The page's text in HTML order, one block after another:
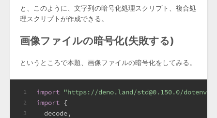
と、このように、文字列の暗号化処理スクリプト、複合処
理スクリプトが作成できる。
画像ファイルの暗号化(失敗する)
というところで本題、画像ファイルの暗号化をしてみる。
1
2
3
import "https://deno.land/std@0.150.0/dotenv/
import {
  decode,